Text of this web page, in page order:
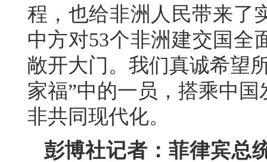
程，也给非洲人民带来了
中方对53个非洲建交国全
敞开大门。我们真诚希望
家福”中的一员，搭乘中
非共同现代化。
彭博社记者：菲律宾总